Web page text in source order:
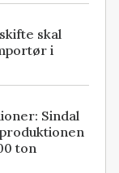
skal
i
Sindal
ton